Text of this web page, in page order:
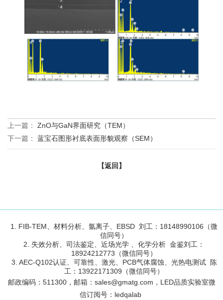
上一篇： ZnO与GaN界面研究（TEM）
下一篇： 蓝宝石图形衬底表面形貌观察（SEM）
【返回】
1. FIB-TEM、材料分析、氩离子、EBSD 刘工：18148990106（微
信同号）
2. 失效分析、司法鉴定、近场光学 、化学分析 金鉴刘工：
18924212773（微信同号）
3. AEC-Q102认证、可靠性、激光、PCB气体腐蚀、光热电测试 陈
工：13922171309（微信同号）
邮政编码： 511300，邮箱：sales@gmatg.com，LED品质实验室微
信订阅号：ledqalab